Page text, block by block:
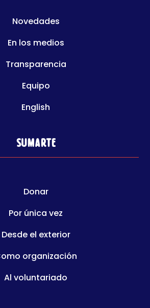
Novedades
En los medios
Transparencia
Equipo
English
Sumarte
Donar
Por única vez
Desde el exterior
organización
Al voluntariado